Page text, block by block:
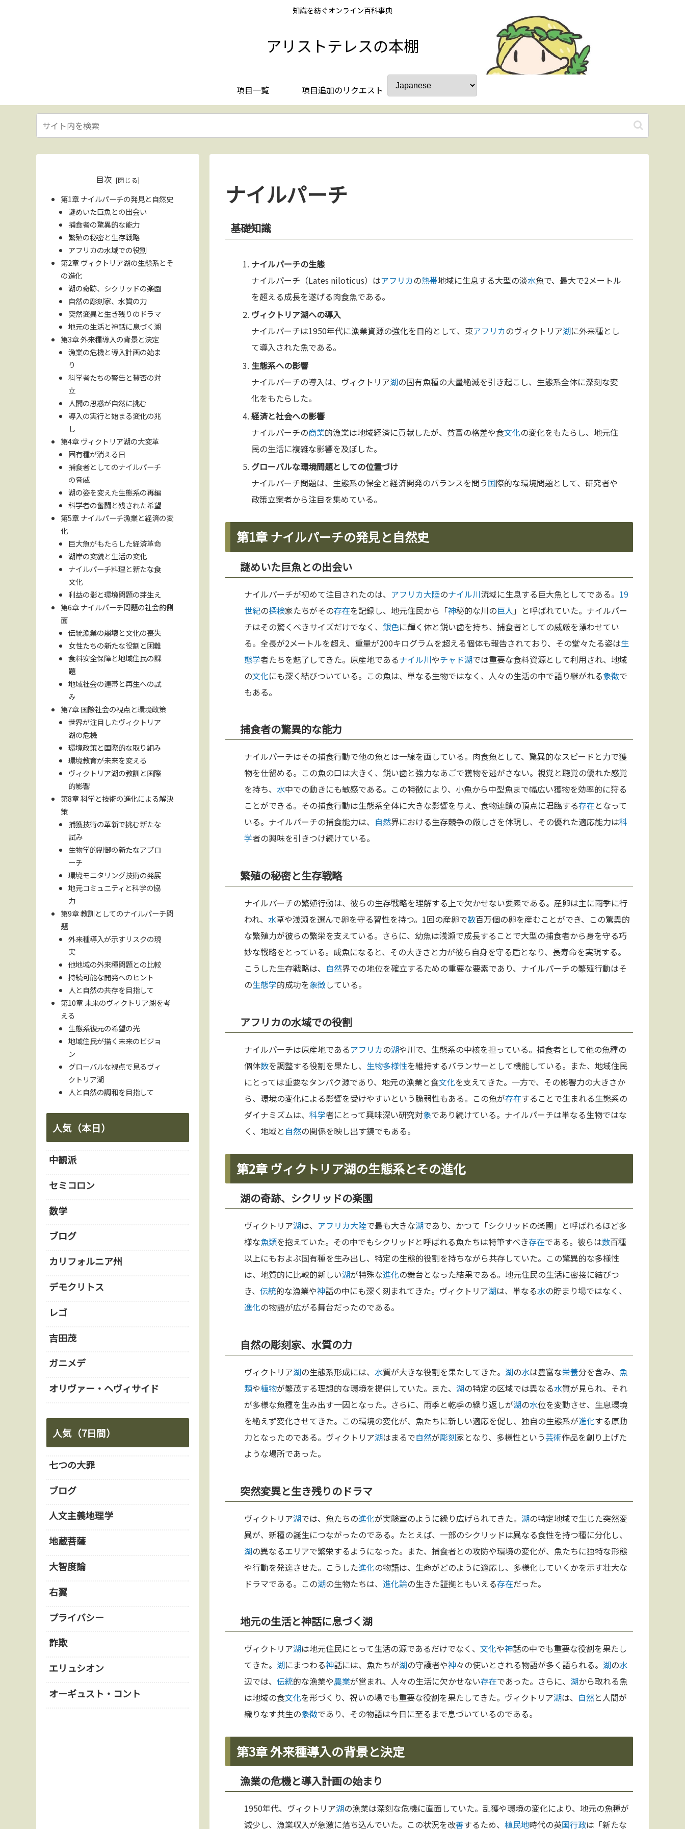
知識を紡ぐオンライン百科事典
アリストテレスの本棚
項目一覧 項目追加のリクエスト
ナイルパーチ
基礎知識
ナイルパーチの生態
ナイルパーチ（Lates niloticus）はアフリカの熱帯地域に生息する大型の淡水魚で、最大で2メートル
を超える成長を遂げる肉食魚である。
ヴィクトリア湖への導入
ナイルパーチは1950年代に漁業資源の強化を目的として、東アフリカのヴィクトリア湖に外来種とし
て導入された魚である。
生態系への影響
ナイルパーチの導入は、ヴィクトリア湖の固有魚種の大量絶滅を引き起こし、生態系全体に深刻な変
化をもたらした。
経済と社会への影響
ナイルパーチの商業的漁業は地域経済に貢献したが、貧富の格差や食文化の変化をもたらし、地元住
民の生活に複雑な影響を及ぼした。
グローバルな環境問題としての位置づけ
ナイルパーチ問題は、生態系の保全と経済開発のバランスを問う国際的な環境問題として、研究者や
政策立案者から注目を集めている。
第1章 ナイルパーチの発見と自然史
謎めいた巨魚との出会い
ナイルパーチが初めて注目されたのは、 アフリカ大陸のナイル川流域に生息する巨大魚としてである。 19
世紀の探検家たちがその存在を記録し、地元住民から「神秘的な川の巨人 」と呼ばれていた。ナイルパー
チはその驚くべきサイズだけでなく、 銀色に輝く体と鋭い歯を持ち、捕食者としての威厳を漂わせてい
る。全長が2メートルを超え、重量が200キログラムを超える個体も報告されており、その堂々たる姿は生
態学者たちを魅了してきた。原産地であるナイル川やチャド湖では重要な食料資源として利用され、地域
の文化にも深く結びついている。この魚は、単なる生物ではなく、人々の生活の中で語り継がれる象徴で
もある。
捕食者の驚異的な能力
ナイルパーチはその捕食行動で他の魚とは一線を画している。肉食魚として、驚異的なスピードと力で獲
物を仕留める。この魚の口は大きく、鋭い歯と強力なあごで獲物を逃がさない。視覚と聴覚の優れた感覚
を持ち、 水中での動きにも敏感である。この特徴により、小魚から中型魚まで幅広い獲物を効率的に狩る
ことができる。その捕食行動は生態系全体に大きな影響を与え、食物連鎖の頂点に君臨する存在となって
いる。ナイルパーチの捕食能力は、 自然界における生存競争の厳しさを体現し、その優れた適応能力は科
学者の興味を引きつけ続けている。
繁殖の秘密と生存戦略
ナイルパーチの繁殖行動は、彼らの生存戦略を理解する上で欠かせない要素である。産卵は主に雨季に行
われ、 水草や浅瀬を選んで卵を守る習性を持つ。1回の産卵で数百万個の卵を産むことができ、この驚異的
な繁殖力が彼らの繁栄を支えている。さらに、幼魚は浅瀬で成長することで大型の捕食者から身を守る巧
妙な戦略をとっている。成魚になると、その大きさと力が彼ら自身を守る盾となり、長寿命を実現する。
こうした生存戦略は、 自然界での地位を確立するための重要な要素であり、ナイルパーチの繁殖行動はそ
の生態学的成功を象徴している。
アフリカの水域での役割
ナイルパーチは原産地であるアフリカの湖や川で、生態系の中核を担っている。捕食者として他の魚種の
個体数を調整する役割を果たし、 生物多様性を維持するバランサーとして機能している。また、地域住民
にとっては重要なタンパク源であり、地元の漁業と食文化を支えてきた。一方で、その影響力の大きさか
ら、環境の変化による影響を受けやすいという脆弱性もある。この魚が存在することで生まれる生態系の
ダイナミズムは、 科学者にとって興味深い研究対象であり続けている。ナイルパーチは単なる生物ではな
く、地域と 自然の関係を映し出す鏡でもある。
第2章 ヴィクトリア湖の生態系とその進化
湖の奇跡、シクリッドの楽園
ヴィクトリア湖は、 アフリカ大陸で最も大きな湖であり、かつて「シクリッドの楽園」と呼ばれるほど多
様な魚類を抱えていた。その中でもシクリッドと呼ばれる魚たちは特筆すべき存在である。彼らは数百種
以上にもおよぶ固有種を生み出し、特定の生態的役割を持ちながら共存していた。この驚異的な多様性
は、地質的に比較的新しい湖が特殊な進化の舞台となった結果である。地元住民の生活に密接に結びつ
き、 伝統的な漁業や神話の中にも深く刻まれてきた。ヴィクトリア湖は、単なる水の貯まり場ではなく、
進化の物語が広がる舞台だったのである。
自然の彫刻家、水質の力
ヴィクトリア湖の生態系形成には、 水質が大きな役割を果たしてきた。 湖の水は豊富な栄養分を含み、 魚
類や植物が繁茂する理想的な環境を提供していた。また、 湖の特定の区域では異なる水質が見られ、それ
が多様な魚種を生み出す一因となった。さらに、雨季と乾季の繰り返しが湖の水位を変動させ、生息環境
を絶えず変化させてきた。この環境の変化が、魚たちに新しい適応を促し、独自の生態系が進化する原動
力となったのである。ヴィクトリア湖はまるで自然が彫刻家となり、多様性という芸術作品を創り上げた
ような場所であった。
突然変異と生き残りのドラマ
ヴィクトリア湖では、魚たちの進化が実験室のように繰り広げられてきた。 湖の特定地域で生じた突然変
異が、新種の誕生につながったのである。たとえば、一部のシクリッドは異なる食性を持つ種に分化し、
湖の異なるエリアで繁栄するようになった。また、捕食者との攻防や環境の変化が、魚たちに独特な形態
や行動を発達させた。こうした進化の物語は、生命がどのように適応し、多様化していくかを示す壮大な
ドラマである。この湖の生物たちは、 進化論の生きた証拠ともいえる存在だった。
地元の生活と神話に息づく湖
ヴィクトリア湖は地元住民にとって生活の源であるだけでなく、 文化や神話の中でも重要な役割を果たし
てきた。 湖にまつわる神話には、魚たちが湖の守護者や神々の使いとされる物語が多く語られる。 湖の水
辺では、 伝統的な漁業や農業が営まれ、人々の生活に欠かせない存在であった。さらに、 湖から取れる魚
は地域の食文化を形づくり、祝いの場でも重要な役割を果たしてきた。ヴィクトリア湖は、 自然と人間が
織りなす共生の象徴であり、その物語は今日に至るまで息づいているのである。
第3章 外来種導入の背景と決定
漁業の危機と導入計画の始まり
1950年代、ヴィクトリア湖の漁業は深刻な危機に直面していた。乱獲や環境の変化により、地元の魚種が
減少し、漁業収入が急激に落ち込んでいた。この状況を改善するため、 植民地時代の英国行政は「新たな
目次
第1章 ナイルパーチの発見と自然史
謎めいた巨魚との出会い
捕食者の驚異的な能力
繁殖の秘密と生存戦略
アフリカの水域での役割
第2章 ヴィクトリア湖の生態系とそ
の進化
湖の奇跡、シクリッドの楽園
自然の彫刻家、水質の力
突然変異と生き残りのドラマ
地元の生活と神話に息づく湖
第3章 外来種導入の背景と決定
漁業の危機と導入計画の始ま
り
科学者たちの警告と賛否の対
立
人間の思惑が自然に挑む
導入の実行と始まる変化の兆
し
第4章 ヴィクトリア湖の大変革
固有種が消える日
捕食者としてのナイルパーチ
の脅威
湖の姿を変えた生態系の再編
科学者の奮闘と残された希望
第5章 ナイルパーチ漁業と経済の変
化
巨大魚がもたらした経済革命
湖岸の変貌と生活の変化
ナイルパーチ料理と新たな食
文化
利益の影と環境問題の芽生え
第6章 ナイルパーチ問題の社会的側
面
伝統漁業の崩壊と文化の喪失
女性たちの新たな役割と困難
食料安全保障と地域住民の課
題
地域社会の連帯と再生への試
み
第7章 国際社会の視点と環境政策
世界が注目したヴィクトリア
湖の危機
環境政策と国際的な取り組み
環境教育が未来を変える
ヴィクトリア湖の教訓と国際
的影響
第8章 科学と技術の進化による解決
策
捕獲技術の革新で挑む新たな
試み
生物学的制御の新たなアプロ
ーチ
環境モニタリング技術の発展
地元コミュニティと科学の協
力
第9章 教訓としてのナイルパーチ問
題
外来種導入が示すリスクの現
実
他地域の外来種問題との比較
持続可能な開発へのヒント
人と自然の共存を目指して
第10章 未来のヴィクトリア湖を考
える
生態系復元の希望の光
地域住民が描く未来のビジョ
ン
グローバルな視点で見るヴィ
クトリア湖
人と自然の調和を目指して
人気（本日）
中観派
セミコロン
数学
ブログ
カリフォルニア州
デモクリトス
レゴ
吉田茂
ガニメデ
オリヴァー・ヘヴィサイド
人気（7日間）
七つの大罪
ブログ
人文主義地理学
地蔵菩薩
大智度論
右翼
プライバシー
詐欺
エリュシオン
オーギュスト・コント